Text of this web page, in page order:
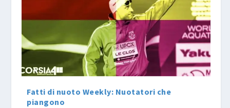
Fatti di nuoto Weekly: Nuotatori che
piangono